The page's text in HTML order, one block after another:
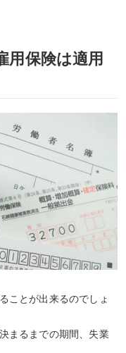
用保険は適用
ことが出来るのでしょ
まるまでの期間、 失業